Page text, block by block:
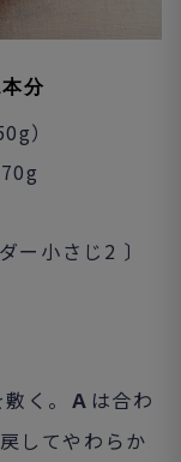
分
）
ー小さじ2 〕
く。 Ａ は合わ
してやわらか